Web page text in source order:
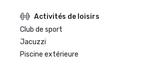
Activités de loisirs
Club de sport
Jacuzzi
Piscine extérieure